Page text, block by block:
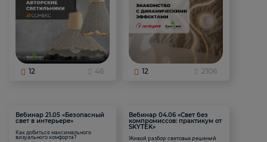
12 46 12 2106
Вебинар 21.05 «Безопасный
свет в интерьере»
Как добиться максимального
визуального комфорта?
Вебинар 04.06 «Свет без
компромиссов: практикум от
SKYTEK»
Живой разбор световых решений